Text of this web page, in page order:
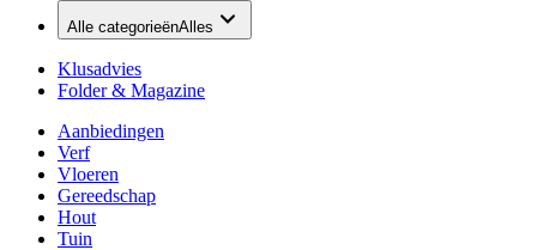
Alle categorieënAlles
Klusadvies
Folder & Magazine
Aanbiedingen
Verf
Vloeren
Gereedschap
Hout
Tuin